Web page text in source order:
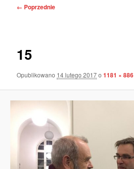
Nawigacja
← Poprzednie
15
Opublikowano 14 lutego 2017o1181 × 886